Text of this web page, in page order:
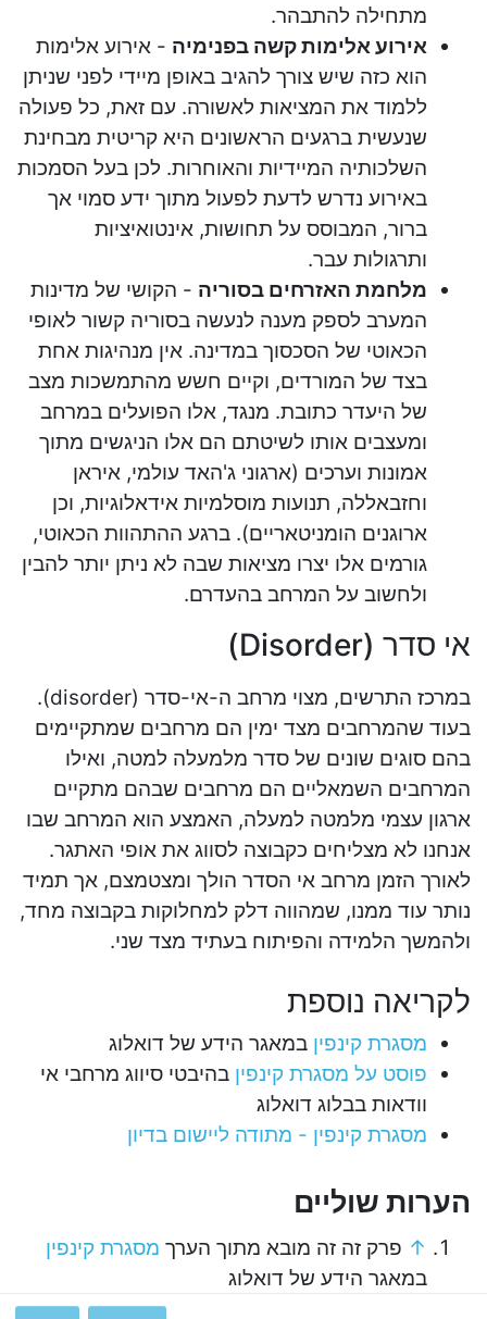
מתחילה להתבהר.
אירוע אלימות קשה בפנימיה - אירוע אלימות
הוא כזה שיש צורך להגיב באופן מיידי לפני שניתן
ללמוד את המציאות לאשורה. עם זאת, כל פעולה
שנעשית ברגעים הראשונים היא קריטית מבחינת
השלכותיה המיידיות והאוחרות. לכן בעל הסמכות
באירוע נדרש לדעת לפעול מתוך ידע סמוי אך
ברור, המבוסס על תחושות, אינטואיציות
ותרגולות עבר.
מלחמת האזרחים בסוריה - הקושי של מדינות
המערב לספק מענה לנעשה בסוריה קשור לאופי
הכאוטי של הסכסוך במדינה. אין מנהיגות אחת
בצד של המורדים, וקיים חשש מהתמשכות מצב
של היעדר כתובת. מנגד, אלו הפועלים במרחב
ומעצבים אותו לשיטתם הם אלו הניגשים מתוך
אמונות וערכים (ארגוני ג'האד עולמי, איראן
וחזבאללה, תנועות מוסלמיות אידאלוגיות, וכן
ארוגנים הומניטאריים). ברגע ההתהוות הכאוטי,
גורמים אלו יצרו מציאות שבה לא ניתן יותר להבין
ולחשוב על המרחב בהעדרם.
אי סדר (Disorder)
במרכז התרשים, מצוי מרחב ה-אי-סדר (disorder).
בעוד שהמרחבים מצד ימין הם מרחבים שמתקיימים
בהם סוגים שונים של סדר מלמעלה למטה, ואילו
המרחבים השמאליים הם מרחבים שבהם מתקיים
ארגון עצמי מלמטה למעלה, האמצע הוא המרחב שבו
אנחנו לא מצליחים כקבוצה לסווג את אופי האתגר.
לאורך הזמן מרחב אי הסדר הולך ומצטמצם, אך תמיד
נותר עוד ממנו, שמהווה דלק למחלוקות בקבוצה מחד,
ולהמשך הלמידה והפיתוח בעתיד מצד שני.
לקריאה נוספת
מסגרת קינפין במאגר הידע של דואלוג
פוסט על מסגרת קינפין בהיבטי סיווג מרחבי אי
וודאות בבלוג דואלוג
מסגרת קינפין - מתודה ליישום בדיון
הערות שוליים
↑ פרק זה זה מובא מתוך הערך מסגרת קינפין
במאגר הידע של דואלוג